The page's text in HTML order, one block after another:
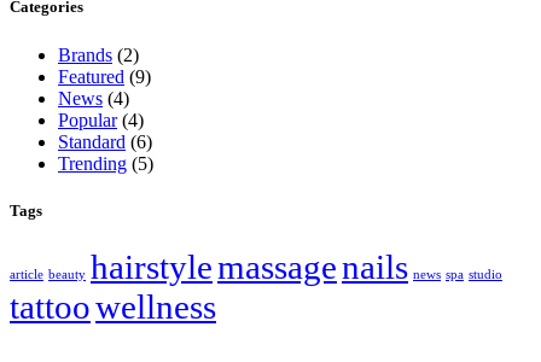
Categories
Brands (2)
Featured (9)
News (4)
Popular(4)
Standard (6)
Trending (5)
Tags
article beauty hairstylemassagenails news spa studio
tattoowellness